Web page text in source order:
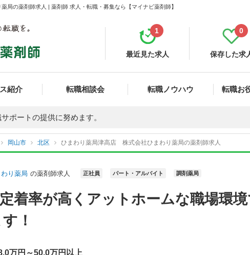
局の薬剤師求人 | 薬剤師 求人・転職・募集なら【マイナビ薬剤師】
最近見た求人
1
保存した求
0
紹介 転職相談会 転職ノウハウ 転職お
ポートの提供に努めます。
岡山市 北区 ひまわり薬局津高店 株式会社ひまわり薬局の薬剤師求人
り薬局 の薬剤師求人 正社員 パート・アルバイト 調剤薬局
定着率が高くアットホームな職場環
！
万円～50.0万円以上